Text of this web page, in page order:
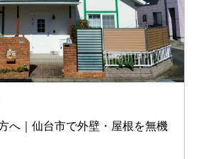
へ｜仙台市で外壁・屋根を無機